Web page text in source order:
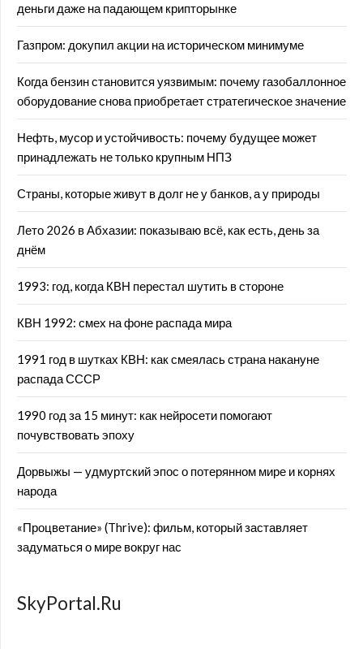
деньги даже на падающем крипторынке
Газпром: докупил акции на историческом минимуме
Когда бензин становится уязвимым: почему газобаллонное
оборудование снова приобретает стратегическое значение
Нефть, мусор и устойчивость: почему будущее может
принадлежать не только крупным НПЗ
Страны, которые живут в долг не у банков, а у природы
Лето 2026 в Абхазии: показываю всё, как есть, день за
днём
1993: год, когда КВН перестал шутить в стороне
КВН 1992: смех на фоне распада мира
1991 год в шутках КВН: как смеялась страна накануне
распада СССР
1990 год за 15 минут: как нейросети помогают
почувствовать эпоху
Дорвыжы — удмуртский эпос о потерянном мире и корнях
народа
«Процветание» (Thrive): фильм, который заставляет
задуматься о мире вокруг нас
SkyPortal.Ru